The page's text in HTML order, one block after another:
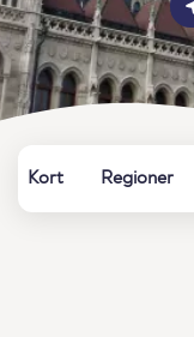
Kort Regioner